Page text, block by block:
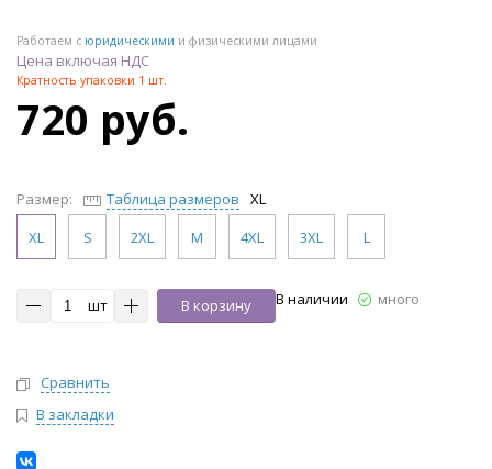
Работаем с юридическими и физическими лицами
Цена включая НДС
Кратность упаковки 1 шт.
720 руб.
Размер: Таблица размеров
XL
XL
S 2XL M 4XL 3XL L
шт В корзину В наличии много
Сравнить
В закладки